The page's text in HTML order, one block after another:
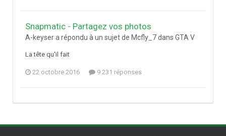
Snapmatic - Partagez vos photos
A-keyser a répondu à un sujet de Mcfly_7 dans GTA V
La tête qu'il fait
22 octobre 2016 9 231 réponses